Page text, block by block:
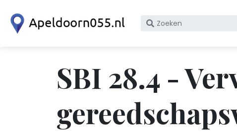
Zoek
KvK
nummer
SBI 28.4 -